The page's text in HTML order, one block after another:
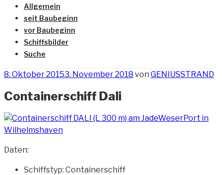
Allgemein
seit Baubeginn
vor Baubeginn
Schiffsbilder
Suche
Veröffentlicht
8. Oktober 20153. November 2018 von GENIUSSTRAND
Containerschiff Dali
Daten:
Schiffstyp: Containerschiff